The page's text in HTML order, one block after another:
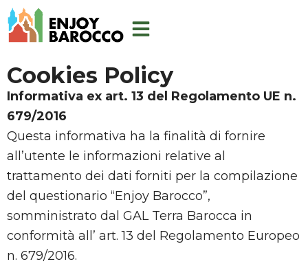
Aller
au
Cookies Policy
Informativa ex art. 13 del Regolamento UE n.
679/2016
Questa informativa ha la finalità di fornire
all’utente le informazioni relative al
trattamento dei dati forniti per la compilazione
del questionario “Enjoy Barocco”,
somministrato dal GAL Terra Barocca in
conformità all’ art. 13 del Regolamento Europeo
n. 679/2016.